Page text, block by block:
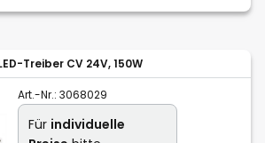
Treiber CV 24V, 150W
Art.-Nr.: 3068029
Für individuelle